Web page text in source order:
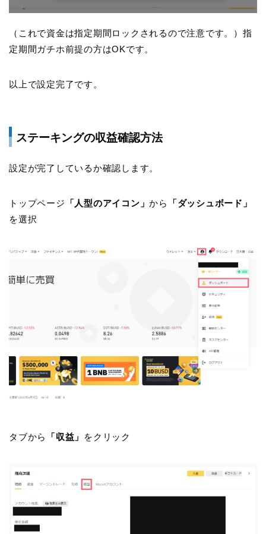
（これで資金は指定期間ロックされるので注意です。）指
定期間ガチホ前提の方はOKです。
以上で設定完了です。
ステーキングの収益確認方法
設定が完了しているか確認します。
トップページ 「人型のアイコン」から
「ダッシュボード」
を選択
タブから 「収益」 をクリック